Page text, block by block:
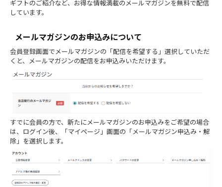
ギフトのご紹介など、お得な情報満載のメールマガジンを無料で配信
しています。
メールマガジンのお申込みについて
会員登録画面でメールマガジンの「配信を希望する」選択していただ
くと、メールマガジンの配信をお申込みいただけます。
すでに会員の方で、新たにメールマガジンのお申込みをご希望の場合
は、ログイン後、「マイページ」画面の「メールマガジン申込み・解
除」を選択します。